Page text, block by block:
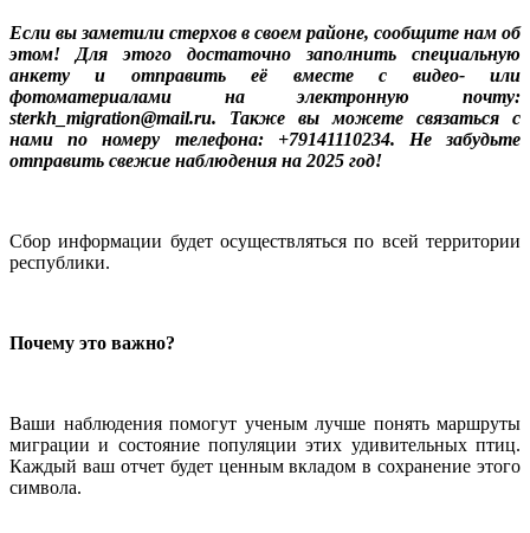
Если вы заметили стерхов в своем районе, сообщите нам об
этом! Для этого достаточно заполнить специальную
анкету и отправить её вместе с видео- или
фотоматериалами на электронную почту:
sterkh_migration@mail.ru. Также вы можете связаться с
нами по номеру телефона: +79141110234. Не забудьте
отправить свежие наблюдения на 2025 год!
Сбор информации будет осуществляться по всей территории
республики.
Почему это важно?
Ваши наблюдения помогут ученым лучше понять маршруты
миграции и состояние популяции этих удивительных птиц.
Каждый ваш отчет будет ценным вкладом в сохранение этого
символа.